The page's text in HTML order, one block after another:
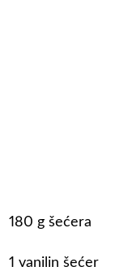
180 g šećera
1 vanilin šećer